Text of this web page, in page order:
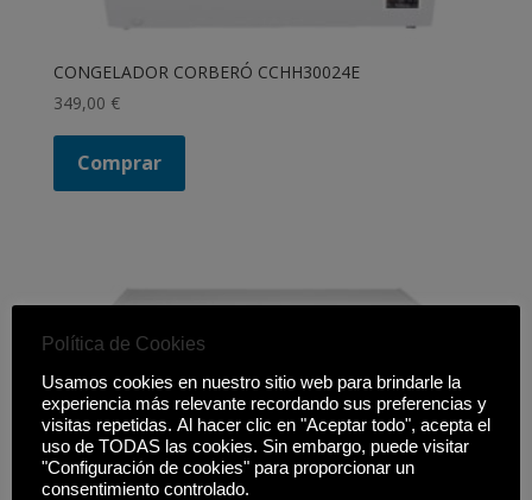
CONGELADOR CORBERÓ CCHH30024E
349,00 €
Comprar
Política de Cookies
Usamos cookies en nuestro sitio web para brindarle la
experiencia más relevante recordando sus preferencias y
visitas repetidas. Al hacer clic en "Aceptar todo", acepta el
uso de TODAS las cookies. Sin embargo, puede visitar
"Configuración de cookies" para proporcionar un
consentimiento controlado.